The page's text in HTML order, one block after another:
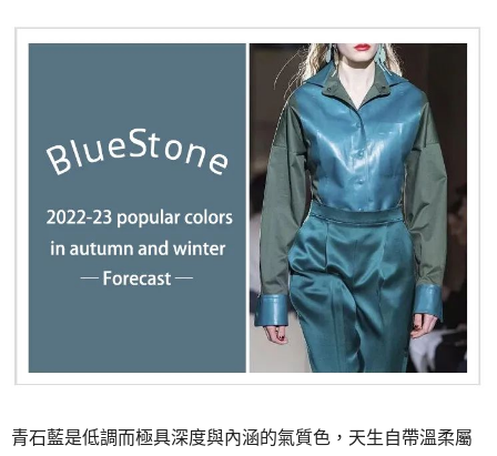
青石藍是低調而極具深度與內涵的氣質色，天生自帶溫柔屬